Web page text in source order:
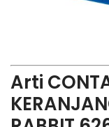
Arti